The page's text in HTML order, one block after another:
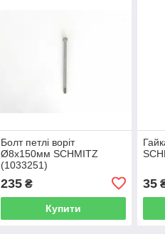
Болт петлі воріт
Ø8x150мм SCHMITZ
(1033251)
235₴
Купити
35